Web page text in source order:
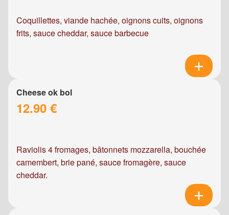
Coquillettes, viande hachée, oignons cuits, oignons
frits, sauce cheddar, sauce barbecue
Cheese ok bol
12.90 €
Raviolis 4 fromages, bâtonnets mozzarella, bouchée
camembert, brie pané, sauce fromagère, sauce
cheddar.